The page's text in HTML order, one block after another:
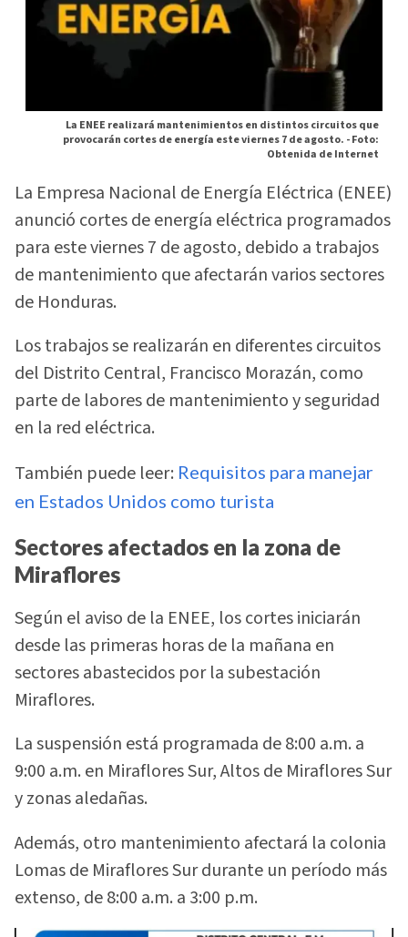
La ENEE realizará mantenimientos en distintos circuitos que
provocarán cortes de energía este viernes 7 de agosto. -Foto:
Obtenida de Internet
La Empresa Nacional de Energía Eléctrica (ENEE)
anunció cortes de energía eléctrica programados
para este viernes 7 de agosto, debido a trabajos
de mantenimiento que afectarán varios sectores
de Honduras.
Los trabajos se realizarán en diferentes circuitos
del Distrito Central, Francisco Morazán, como
parte de labores de mantenimiento y seguridad
en la red eléctrica.
También puede leer: Requisitos para manejar
en Estados Unidos como turista
Sectores afectados en la zona de
Miraflores
Según el aviso de la ENEE, los cortes iniciarán
desde las primeras horas de la mañana en
sectores abastecidos por la subestación
Miraflores.
La suspensión está programada de 8:00 a.m. a
9:00 a.m. en Miraflores Sur, Altos de Miraflores Sur
y zonas aledañas.
Además, otro mantenimiento afectará la colonia
Lomas de Miraflores Sur durante un período más
extenso, de 8:00 a.m. a 3:00 p.m.